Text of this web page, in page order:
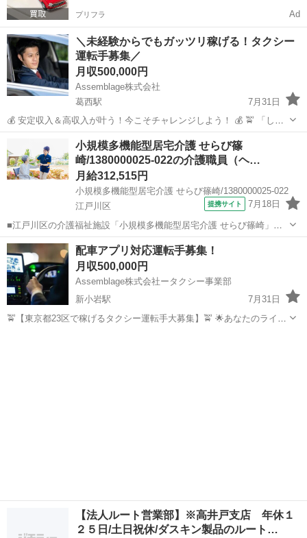
プリフラ Ad
＼未経験からでもガッツリ稼げる！タクシー
運転手募集／
月収500,000円
Assemblage株式会社
葛西駅
7月31日
💰 安定収入＆高収入が叶う！今こそチャレンジしよう！ 💰 🚖 「しっ
かり稼げる仕事がしたい！」そんなあなたに最適！ 🚖 未経験からでも
高収入を目指せる環境 で、新しいスタートを切りませんか？ 💵 ＼最
大40万...
江戸川区 葛西駅 ドライバー 未経験
小規模多機能型居宅介護 せらび篠
崎/1380000025-022の介護職員（ヘ…
月給312,515円
小規模多機能型居宅介護 せらび篠崎/1380000025-022
江戸川区
提携サイト 7月18日
■江戸川区の介護福祉施設「小規模多機能型居宅介護 せらび篠崎」で
介護主任（正社員）募集。 これまでの経験や資格を活かして、介護実
務とともに、スタッフの育成やシフト管理、マネジメント業務に携わ
っていただきます！ 「介護業界で...
東京 江戸川区 ホームヘルパー
配車アプリ対応運転手募集！
月収500,000円
Assemblage株式会社ータクシー事業部
新小岩駅
7月31日
🚖【東京都23区で稼げるタクシー運転手大募集】🚖 🌟あなたのライフ
【法人ルート営業部】※高井戸支店 年休１
２５日/土日祝休/ダスキン製品のルート…